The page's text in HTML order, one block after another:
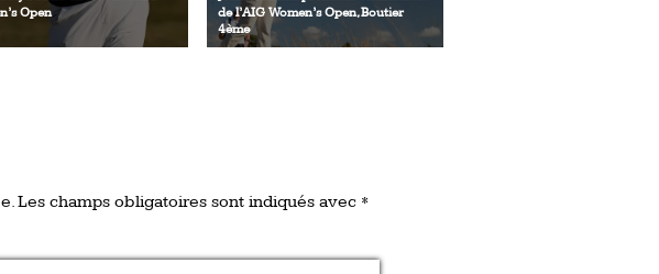
Open
de l’AIG Women’s Open, Boutier
4ème
Les champs obligatoires sont indiqués avec *